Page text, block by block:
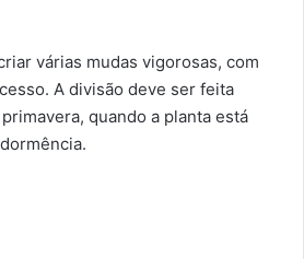
várias mudas vigorosas, com
A divisão deve ser feita
quando a planta está